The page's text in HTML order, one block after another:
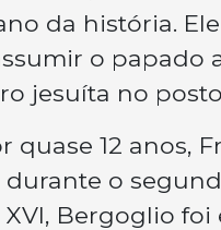
da história.
o papado
jesuíta no
quase 12 anos,
durante o
Bergoglio